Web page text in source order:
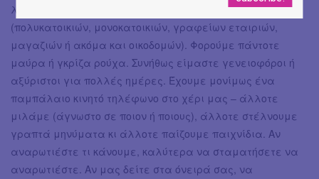
λόγω της γενικότερης αίσθησης που αποπνέουν, κτιρίων
(πολυκατοικιών, μονοκατοικιών, γραφείων εταιριών,
μαγαζιών ή ακόμα και οικοδομών). Φορούμε πάντοτε
μαύρα ή γκρίζα ρούχα. Συνήθως είμαστε γενειοφόροι ή
αξύριστοι για πολλές ημέρες. Έχουμε μονίμως ένα
παμπάλαιο κινητό τηλέφωνο στο χέρι μας – άλλοτε
μιλάμε (άγνωστο σε ποιον ή ποιους), άλλοτε στέλνουμε
γραπτά μηνύματα κι άλλοτε παίζουμε παιχνίδια. Αν
αναρωτιέστε τι κάνουμε, καλύτερα να σταματήσετε να
αναρωτιέστε. Αν μας δείτε στα όνειρά σας, να